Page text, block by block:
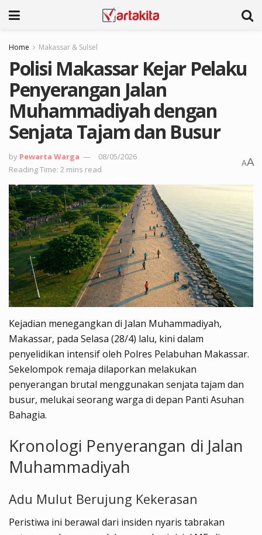
Home Makassar & Sulsel
Polisi Makassar Kejar Pelaku
Penyerangan Jalan
Muhammadiyah dengan
Senjata Tajam dan Busur
by Pewarta Warga
08/05/2026
Reading Time: 2 mins read
AA
Kejadian menegangkan di Jalan Muhammadiyah,
Makassar, pada Selasa (28/4) lalu, kini dalam
penyelidikan intensif oleh Polres Pelabuhan Makassar.
Sekelompok remaja dilaporkan melakukan
penyerangan brutal menggunakan senjata tajam dan
busur, melukai seorang warga di depan Panti Asuhan
Bahagia.
Kronologi Penyerangan di Jalan
Muhammadiyah
Adu Mulut Berujung Kekerasan
Peristiwa ini berawal dari insiden nyaris tabrakan